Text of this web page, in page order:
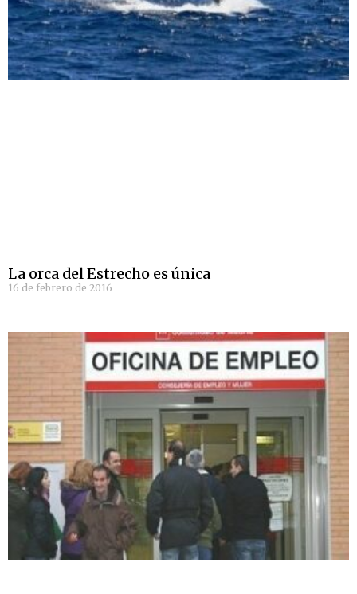
La orca del Estrecho es única
16 de febrero de 2016